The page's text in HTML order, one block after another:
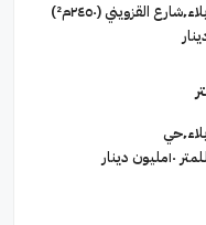
أرض تجاري للبيع في كربلاء٬شارع القزويني (٢٤٥٠م²)
أرض تجاري للبيع في كربلاء٬حي